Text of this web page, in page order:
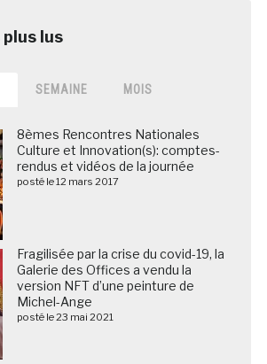
SEMAINE MOIS
8èmes Rencontres Nationales
Culture et Innovation(s): comptes-
rendus et vidéos de la journée
posté le 12 mars 2017
Fragilisée par la crise du covid-19, la
Galerie des Offices a vendu la
version NFT d’une peinture de
Michel-Ange
posté le 23 mai 2021